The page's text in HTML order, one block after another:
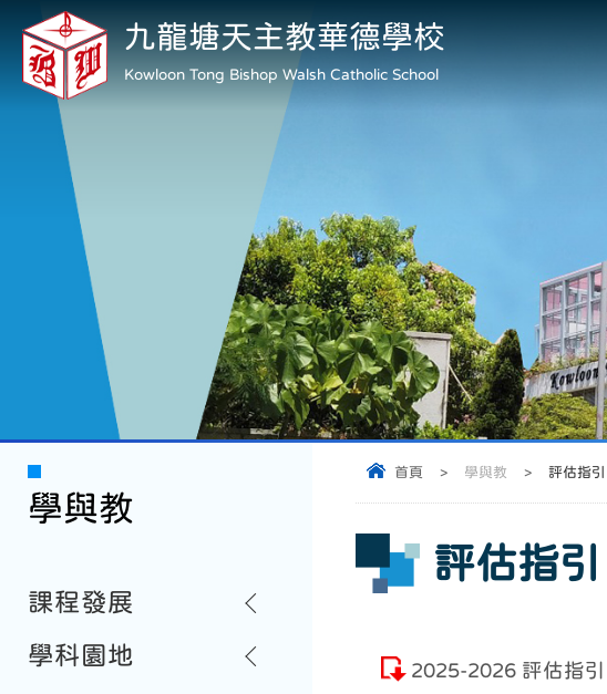
九龍塘天主教華德學校
Kowloon Tong Bishop Walsh Catholic School
首頁 > 學與教 > 評估指引
評估指引
2025-2026 評估指引
學與教
課程發展
學科園地